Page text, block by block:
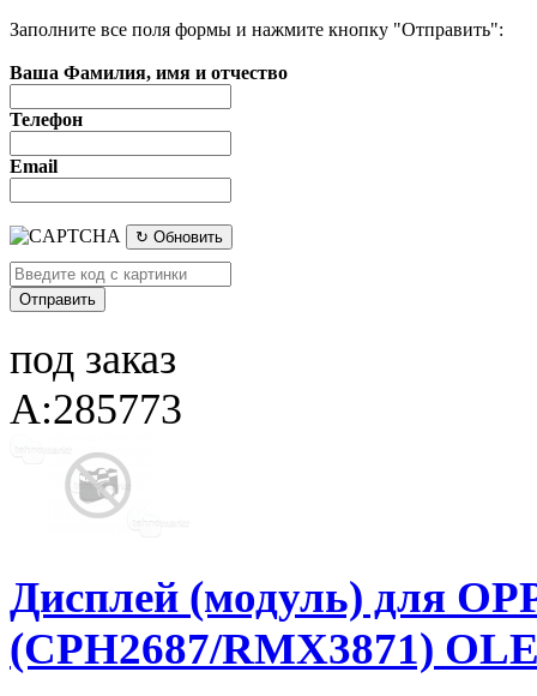
Заполните все поля формы и нажмите кнопку "Отправить":
Ваша Фамилия, имя и отчество
Телефон
Email
↻ Обновить
под заказ
A:285773
Дисплей (модуль) для
(CPH2687/RMX3871)